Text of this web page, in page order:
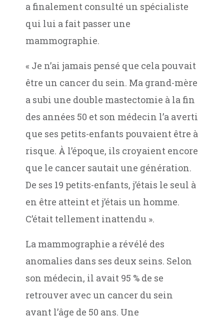
a finalement consulté un spécialiste
qui lui a fait passer une
mammographie.
« Je n’ai jamais pensé que cela pouvait
être un cancer du sein. Ma grand-mère
a subi une double mastectomie à la fin
des années 50 et son médecin l’a averti
que ses petits-enfants pouvaient être à
risque. À l’époque, ils croyaient encore
que le cancer sautait une génération.
De ses 19 petits-enfants, j’étais le seul à
en être atteint et j’étais un homme.
C’était tellement inattendu ».
La mammographie a révélé des
anomalies dans ses deux seins. Selon
son médecin, il avait 95 % de se
retrouver avec un cancer du sein
avant l’âge de 50 ans. Une